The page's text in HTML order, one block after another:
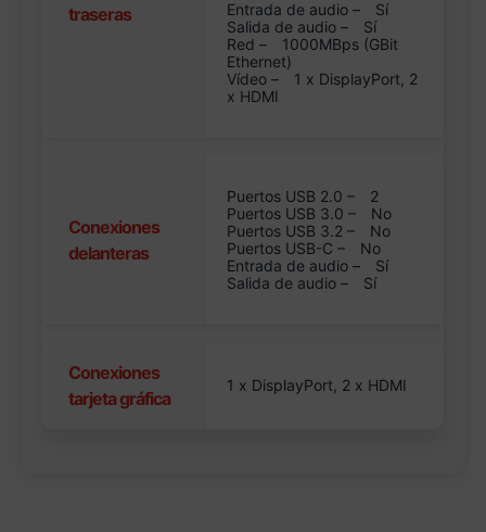
traseras
Entrada de audio –
Sí
Salida de audio –
Sí
Red –
1000MBps (GBit
Ethernet)
Vídeo –
1 x DisplayPort, 2
x HDMI
Conexiones
delanteras
Puertos USB 2.0 –
2
Puertos USB 3.0 –
No
Puertos USB 3.2 –
No
Puertos USB-C –
No
Entrada de audio –
Sí
Salida de audio –
Sí
Conexiones
tarjeta gráfica
1 x DisplayPort, 2 x HDMI